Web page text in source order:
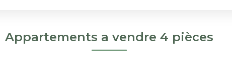
Appartements a vendre 4 pièces